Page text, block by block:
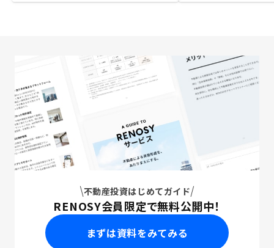
不動産投資はじめてガイド
RENOSY会員限定で無料公開中！
まずは資料をみてみる